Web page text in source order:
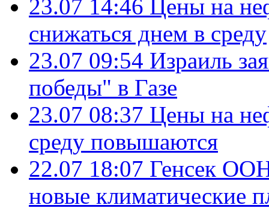
23.07 14:46 Цены на
снижаться днем в среду
23.07 09:54 Израиль
победы" в Газе
23.07 08:37 Цены на
среду повышаются
22.07 18:07 Генсек ООН
новые климатические